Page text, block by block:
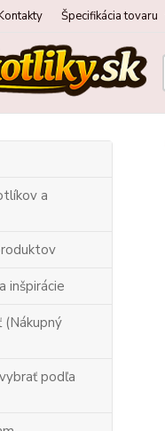
Špecifikácia tovaru
a
inšpirácie
(Nákupný
podľa